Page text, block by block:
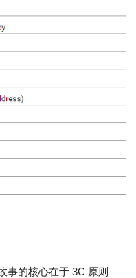
事的核心在于 3C 原则